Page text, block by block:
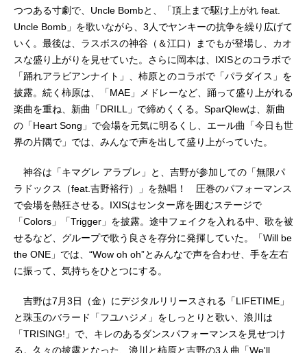
つつある寸劇で、Uncle Bombと、「頂上まで駆け上がれ feat.
Uncle Bomb」を歌いながら、3人でヤンキーの抗争を繰り広げて
いく。最後は、ラスボスの神谷（＆江口）までもが登場し、カオ
スな盛り上がりを見せていた。さらに岡本は、IXISとのコラボで
「踊れアラビアンナイト」、柿原とのコラボで「パラダイス」を
披露。続く柿原は、「MAE」メドレーなど、踊って盛り上がれる
楽曲を重ね、新曲「DRILL」で締めくくる。SparQlewは、新曲
の「Heart Song」で会場を元気に明るくし、エール曲「今日も世
界の片隅で」では、みんなで声を出して盛り上がっていた。
神谷は「キマグレ アラブレ」と、吉野が参加しての「無限パ
ラドックス（feat.吉野裕行）」を熱唱！ 圧巻のパフォーマンス
で会場を熱狂させる。IXISはセンター席を囲むステージで
「Colors」「Trigger」を披露。途中フェイクを入れる中、歌を被
せるなど、グループで歌う良さを存分に発揮していた。「Will be
the ONE」では、“Wow oh oh”とみんなで声を合わせ、手を左右
に振って、気持ちをひとつにする。
吉野は7月3日（金）にデジタルリリースされる「LIFETIME」
と珠玉のバラード「フユハジメ」をしっとりと歌い、浪川は
「TRISING!」で、キレのあるダンスパフォーマンスを見せつけ
る。久々の披露となった、浪川と柿原と吉野の3人曲「We'll